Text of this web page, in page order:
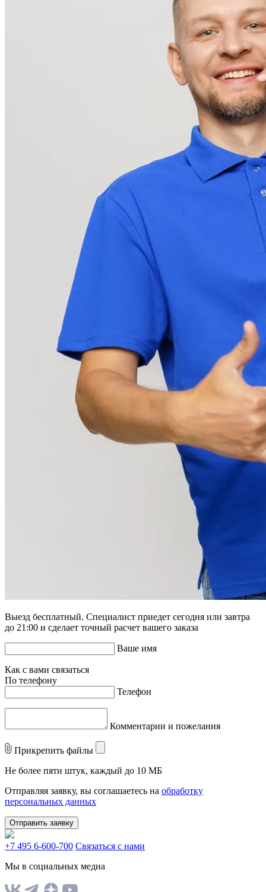
Выезд бесплатный. Специалист приедет сегодня или завтра
до 21:00 и сделает точный расчет вашего заказа
Ваше имя
Как с вами связаться
По телефону
Телефон
Комментарии и пожелания
Прикрепить файлы
Не более пяти штук, каждый до 10 МБ
Отправляя заявку, вы соглашаетесь на обработку
персональных данных
Отправить заявку
+7 495 6-600-700 Связаться с нами
Мы в социальных медиа